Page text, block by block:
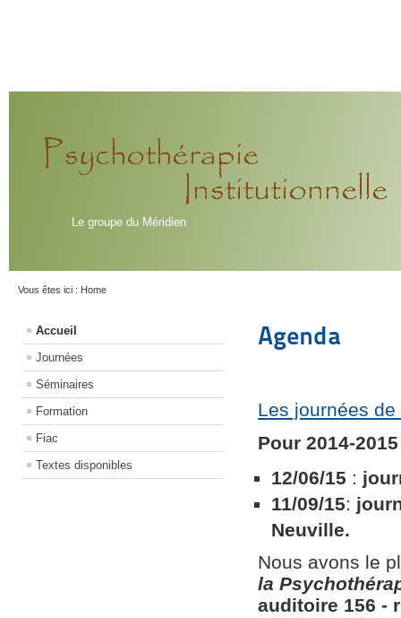
Le groupe du Méridien
Vous êtes ici : Home
Accueil
Journées
Séminaires
Formation
Fiac
Textes disponibles
Agenda
Les journées
Pour 2014-
12/06/15 :
11/09/15:
Neuville.
Nous avons le
la
auditoire 156​ ​-